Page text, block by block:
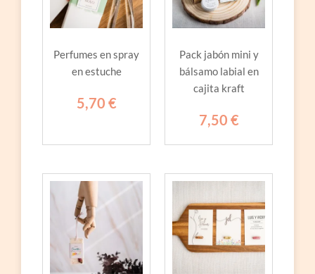
Perfumes en spray
en estuche
5,70 €
Pack jabón mini y
bálsamo labial en
cajita kraft
7,50 €